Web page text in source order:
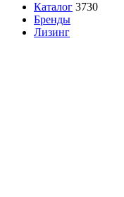
Каталог 3730
Бренды
Лизинг